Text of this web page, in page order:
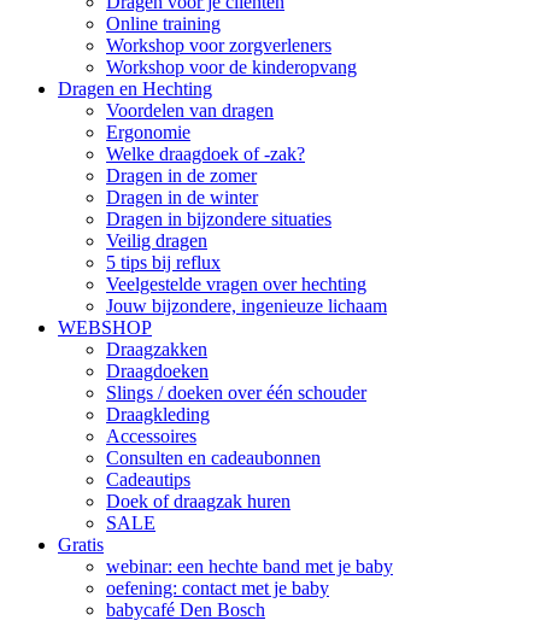
Online training
Workshop voor zorgverleners
Workshop voor de kinderopvang
Dragen en Hechting
Voordelen van dragen
Ergonomie
Welke draagdoek of -zak?
Dragen in de zomer
Dragen in de winter
Dragen in bijzondere situaties
Veilig dragen
5 tips bij reflux
Veelgestelde vragen over hechting
Jouw bijzondere, ingenieuze lichaam
WEBSHOP
Draagzakken
Draagdoeken
Slings / doeken over één schouder
Draagkleding
Accessoires
Consulten en cadeaubonnen
Cadeautips
Doek of draagzak huren
SALE
Gratis
webinar: een hechte band met je baby
oefening: contact met je baby
babycafé Den Bosch